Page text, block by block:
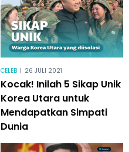
CELEB | 26 JULI 2021
Kocak! Inilah 5 Sikap Unik
Korea Utara untuk
Mendapatkan Simpati
Dunia